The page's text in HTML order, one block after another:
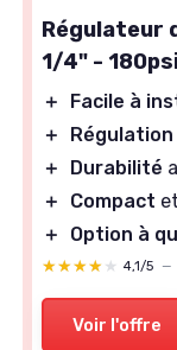
Régulateur
1/4" -
＋
Facile à
＋
＋
Durabilité
＋
Compact
＋
Option à
★★★★★
★★★★★ 4,1/5 —
Voir l'offre